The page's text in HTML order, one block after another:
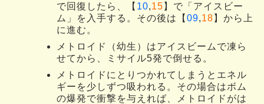
で回復したら、【 10,15 】で「アイスビー
ム」を入手する。その後は【 09,18 】から上
に進む。
メトロイド（幼生）はアイスビームで凍ら
せてから、ミサイル5発で倒せる。
メトロイドにとりつかれてしまうとエネル
ギーを少しずつ吸われる。その場合はボム
の爆発で衝撃を与えれば、メトロイドがは